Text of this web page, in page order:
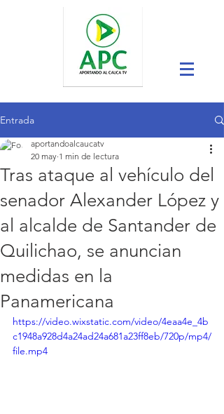
Entrada
Tras ataque al vehículo del
senador Alexander López y
al alcalde de Santander de
Quilichao, se anuncian
medidas en la
Panamericana
aportandoalcaucatv
20 may 1 min de lectura
https://video.wixstatic.com/video/4eaa4e_4b
c1948a928d4a24ad24a681a23ff8eb/720p/mp4/
file.mp4